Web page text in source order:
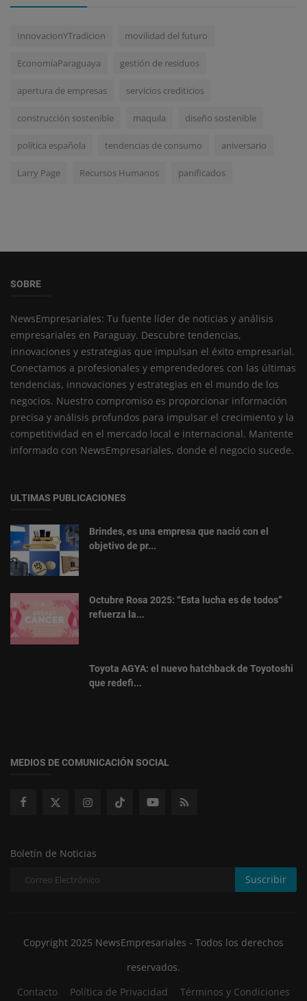
InnovacionYTradicion movilidad del futuro
EconomíaParaguaya gestión de residuos
apertura de empresas servicios crediticios
construcción sostenible maquila diseño sostenible
política española tendencias de consumo aniversario
Larry Page Recursos Humanos panificados
SOBRE
NewsEmpresariales: Tu fuente líder de noticias y análisis
empresariales en Paraguay. Descubre tendencias,
innovaciones y estrategias que impulsan el éxito empresarial.
Conectamos a profesionales y emprendedores con las últimas
tendencias, innovaciones y estrategias en el mundo de los
negocios. Nuestro compromiso es proporcionar información
precisa y análisis profundos para impulsar el crecimiento y la
competitividad en el mercado local e internacional. Mantente
informado con NewsEmpresariales, donde el negocio sucede.
ULTIMAS PUBLICACIONES
Brindes, es una empresa que nació con el
objetivo de pr...
Octubre Rosa 2025: “Esta lucha es de todos”
refuerza la...
Toyota AGYA: el nuevo hatchback de Toyotoshi
que redefi...
MEDIOS DE COMUNICACIÓN SOCIAL
Boletín de Noticias
Suscribir
Copyright 2025 NewsEmpresariales - Todos los derechos
reservados.
Contacto
Política de Privacidad Términos y Condiciones